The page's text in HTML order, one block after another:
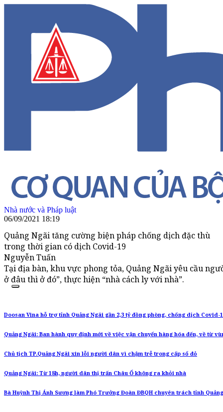
Nhà nước và Pháp luật
06/09/2021 18:19
Quảng Ngãi tăng cường biện pháp chống dịch đặc thù
trong thời gian có dịch Covid-19
Nguyễn Tuấn
Tại địa bàn, khu vực phong tỏa, Quảng Ngãi yêu cầu
ở đâu thì ở đó”, thực hiện “nhà cách ly với nhà”.
Doosan Vina hỗ trợ tỉnh Quảng Ngãi gần 2,3 tỷ đồng phòng, chống dịch Covid-
Quảng Ngãi: Ban hành quy định mới về việc vận chuyển hàng hóa đến, về từ
Chủ tịch TP.Quảng Ngãi xin lỗi người dân vì chậm trễ trong cấp sổ đỏ
Quảng Ngãi: Từ 18h, người dân thị trấn Châu Ổ không ra khỏi nhà
Bà Huỳnh Thị Ánh Sương làm Phó Trưởng Đoàn ĐBQH chuyên trách tỉnh